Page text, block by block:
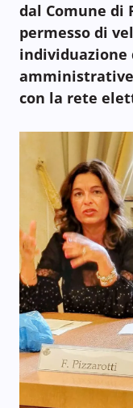
dal Comune di
permesso di
individuazione
con la rete